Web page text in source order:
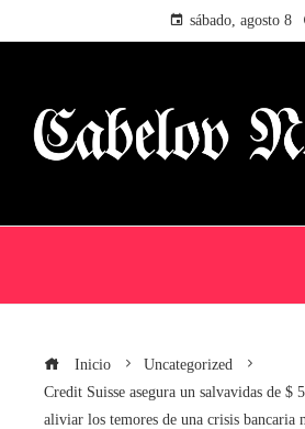
sábado, agosto 8
Inicio
Uncategorized
Credit Suisse asegura un salvavidas de $
aliviar los temores de una crisis bancaria